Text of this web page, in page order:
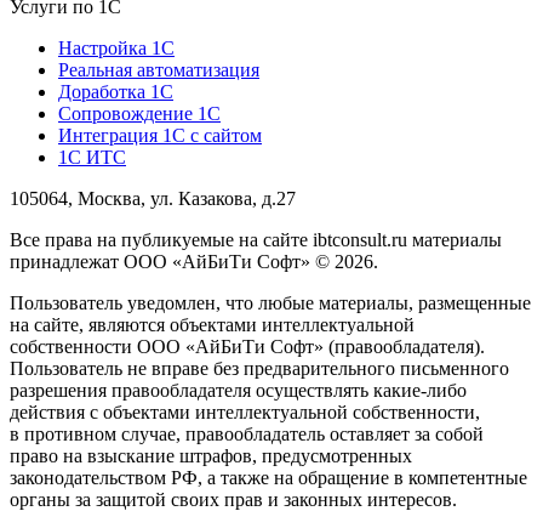
Услуги по 1С
Настройка 1С
Реальная автоматизация
Доработка 1С
Сопровождение 1С
Интеграция 1С с сайтом
1С ИТС
105064, Москва, ул. Казакова, д.27
Все права на публикуемые на сайте ibtconsult.ru материалы
принадлежат ООО «АйБиТи Софт» © 2026.
Пользователь уведомлен, что любые материалы, размещенные
на сайте, являются объектами интеллектуальной
собственности ООО «АйБиТи Софт» (правообладателя).
Пользователь не вправе без предварительного письменного
разрешения правообладателя осуществлять какие-либо
действия с объектами интеллектуальной собственности,
в противном случае, правообладатель оставляет за собой
право на взыскание штрафов, предусмотренных
законодательством РФ, а также на обращение в компетентные
органы за защитой своих прав и законных интересов.